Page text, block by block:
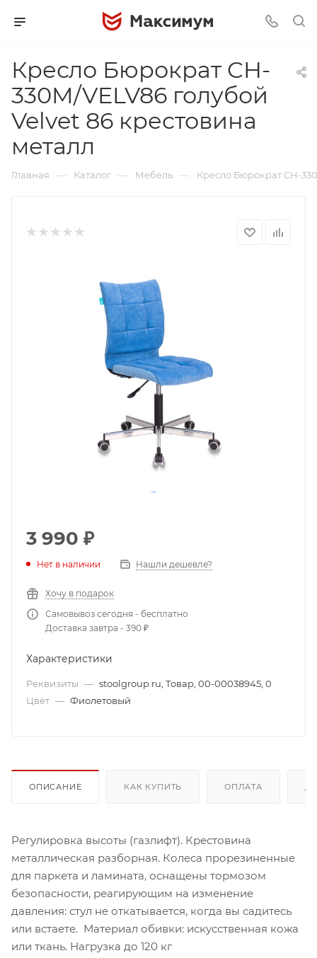
Кресло Бюрократ CH-
330M/VELV86 голубой
Velvet 86 крестовина
металл
Главная — Каталог — Мебель — Кресло Бюрократ CH-
3 990 ₽
Нет в наличии Нашли дешевле?
Хочу в подарок
Самовывоз сегодня - бесплатно
Доставка завтра - 390 ₽
Характеристики
Реквизиты — stoolgroup.ru, Товар, 00-00038945, 0
Цвет — Фиолетовый
ОПИСАНИЕ КАК КУПИТЬ ОПЛАТА
Регулировка высоты (газлифт). Крестовина
металлическая разборная. Колеса прорезиненные
для паркета и ламината, оснащены тормозом
безопасности, реагирующим на изменение
давления: стул не откатывается, когда вы садитесь
или встаете. Материал обивки: искусственная кожа
или ткань. Нагрузка до 120 кг